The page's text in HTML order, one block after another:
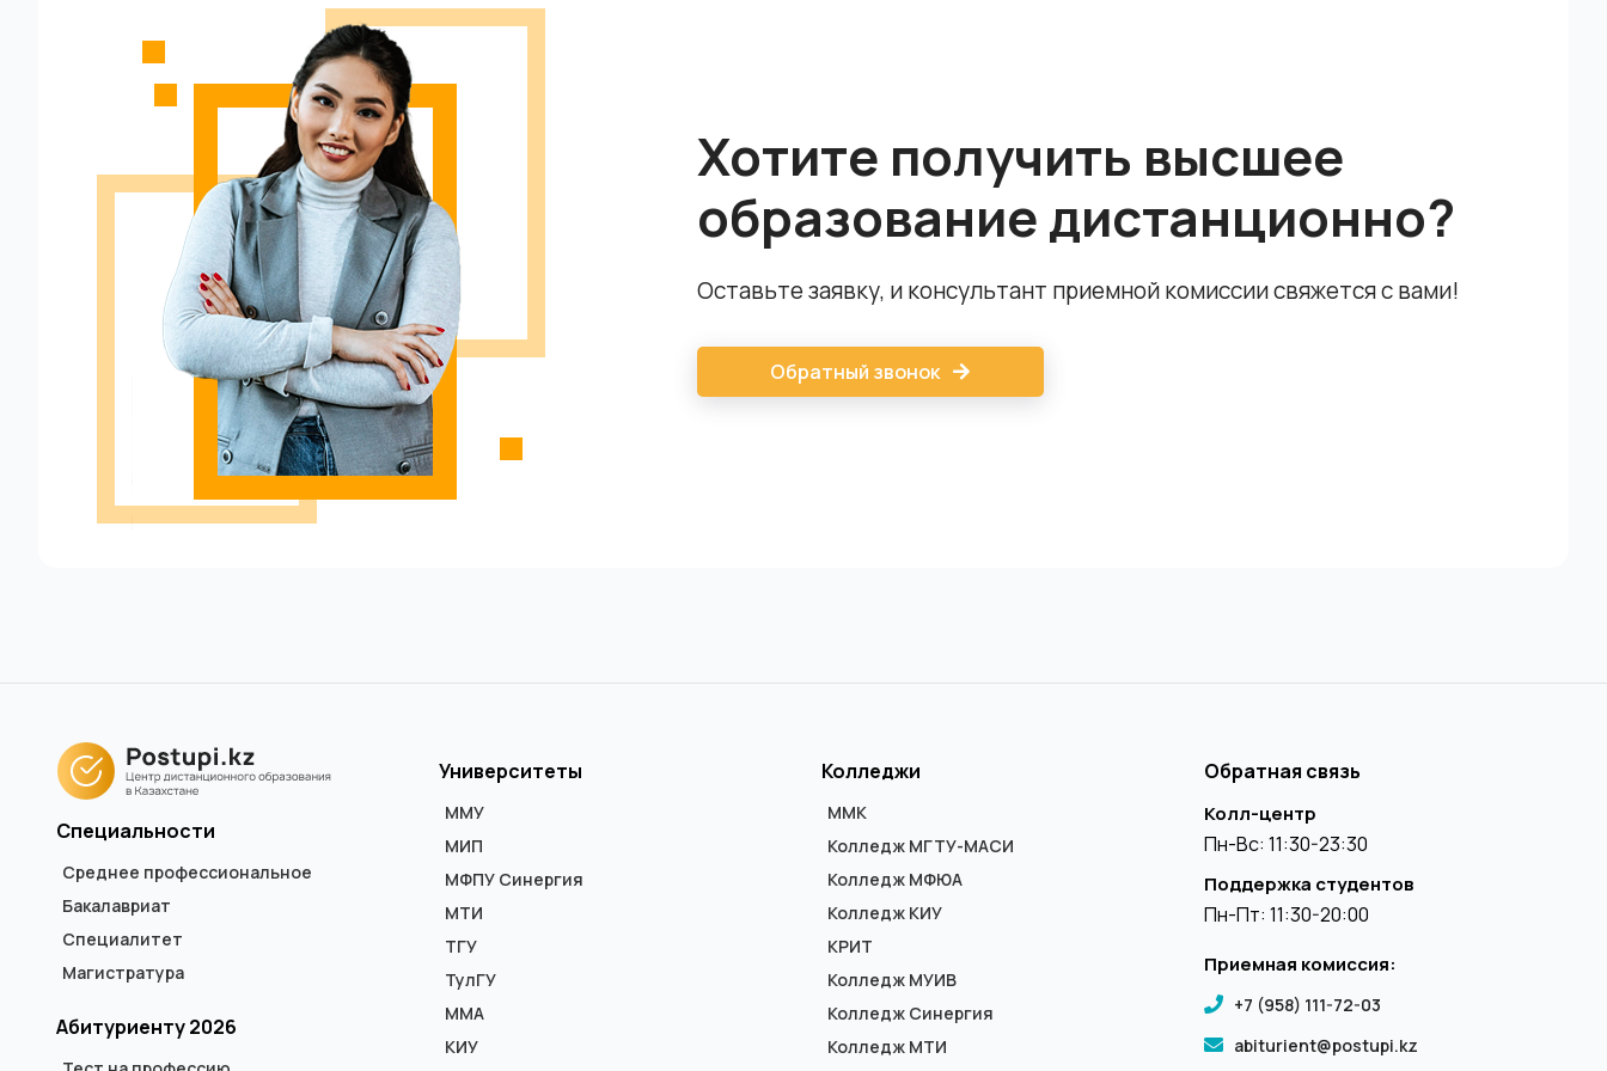
Хотите получить высшее
образование дистанционно?
Оставьте заявку, и консультант приемной комиссии свяжется с вами!
Обратный звонок
Специальности
Среднее профессиональное
Бакалавриат
Специалитет
Магистратура
Абитуриенту 2026
Университеты
ММУ
МИП
МФПУ Синергия
МТИ
ТГУ
ТулГУ
ММА
КИУ
Колледжи
ММК
Колледж МГТУ-МАСИ
Колледж МФЮА
Колледж КИУ
КРИТ
Колледж МУИВ
Колледж Синергия
Колледж МТИ
Обратная связь
Колл-центр
Пн-Вс: 11:30-23:30
Поддержка студентов
Пн-Пт: 11:30-20:00
Приемная комиссия:
+7 (958) 111-72-03
abiturient@postupi.kz